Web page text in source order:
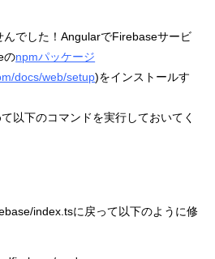
でした！AngularでFirebaseサービ
のnpmパッケージ
docs/web/setup)をインストールす
以下のコマンドを実行しておいてく
index.tsに戻って以下のように修